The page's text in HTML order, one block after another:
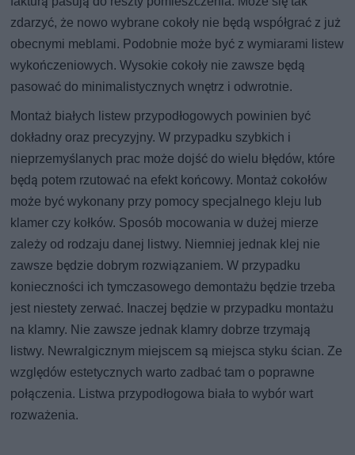
zdarzyć, że nowo wybrane cokoły nie będą współgrać z już
obecnymi meblami. Podobnie może być z wymiarami listew
wykończeniowych. Wysokie cokoły nie zawsze będą
pasować do minimalistycznych wnętrz i odwrotnie.
Montaż białych listew przypodłogowych powinien być
dokładny oraz precyzyjny. W przypadku szybkich i
nieprzemyślanych prac może dojść do wielu błędów, które
będą potem rzutować na efekt końcowy. Montaż cokołów
może być wykonany przy pomocy specjalnego kleju lub
klamer czy kołków. Sposób mocowania w dużej mierze
zależy od rodzaju danej listwy. Niemniej jednak klej nie
zawsze będzie dobrym rozwiązaniem. W przypadku
konieczności ich tymczasowego demontażu będzie trzeba
jest niestety zerwać. Inaczej będzie w przypadku montażu
na klamry. Nie zawsze jednak klamry dobrze trzymają
listwy. Newralgicznym miejscem są miejsca styku ścian. Ze
względów estetycznych warto zadbać tam o poprawne
połączenia. Listwa przypodłogowa biała to wybór wart
rozważenia.